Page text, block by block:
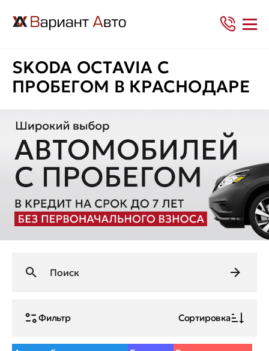
SKODA OCTAVIA С
ПРОБЕГОМ В КРАСНОДАРЕ
Фильтр Сортировка